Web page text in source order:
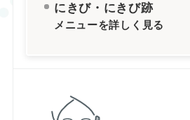
にきび・にきび跡
メニューを詳しく見る